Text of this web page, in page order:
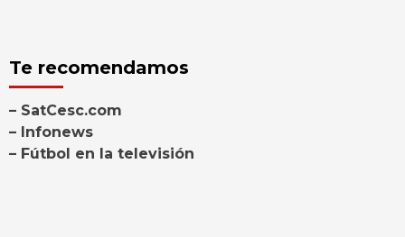
Te recomendamos
– SatCesc.com
– Infonews
– Fútbol en la televisión